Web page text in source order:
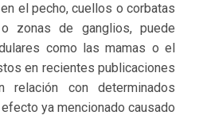
el pecho, cuellos o corbatas
zonas de ganglios, puede
como las mamas o el
en recientes publicaciones
relación con determinados
ya mencionado causado